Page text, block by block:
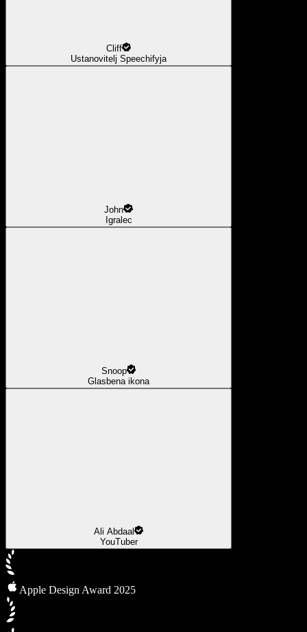
Cliff
Ustanovitelj Speechifyja
John
Igralec
Snoop
Glasbena ikona
Ali Abdaal
YouTuber
Apple Design Award 2025